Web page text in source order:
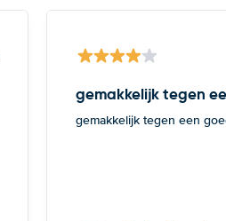
gemakkelijk tegen
gemakkelijk tegen een